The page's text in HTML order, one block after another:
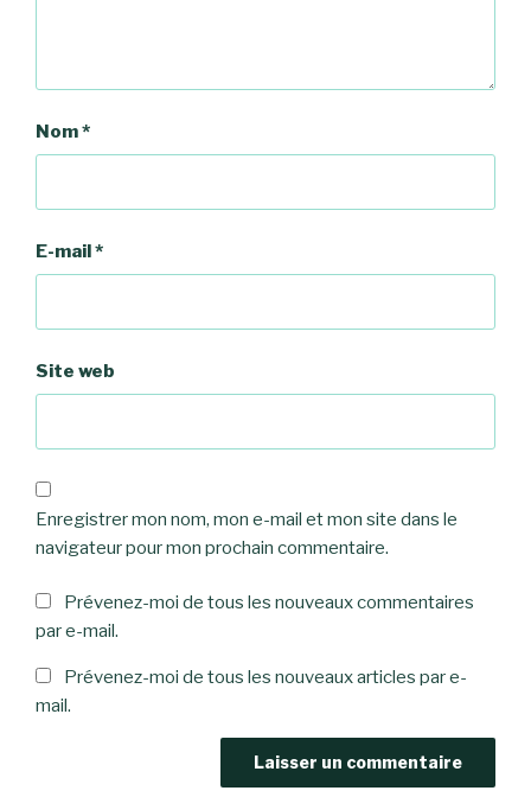
Nom*
E-mail*
Site web
Enregistrer mon nom, mon e-mail et mon site dans le
navigateur pour mon prochain commentaire.
Prévenez-moi de tous les nouveaux commentaires
par e-mail.
Prévenez-moi de tous les nouveaux articles par e-
mail.